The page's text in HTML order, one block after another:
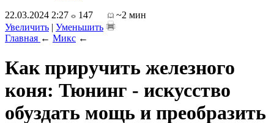
22.03.2024 2:27
147
~2 мин
Увеличить | Уменьшить
Главная ← Микс ←
Как приручить железного
коня: Тюнинг - искусство
обуздать мощь и преобразить